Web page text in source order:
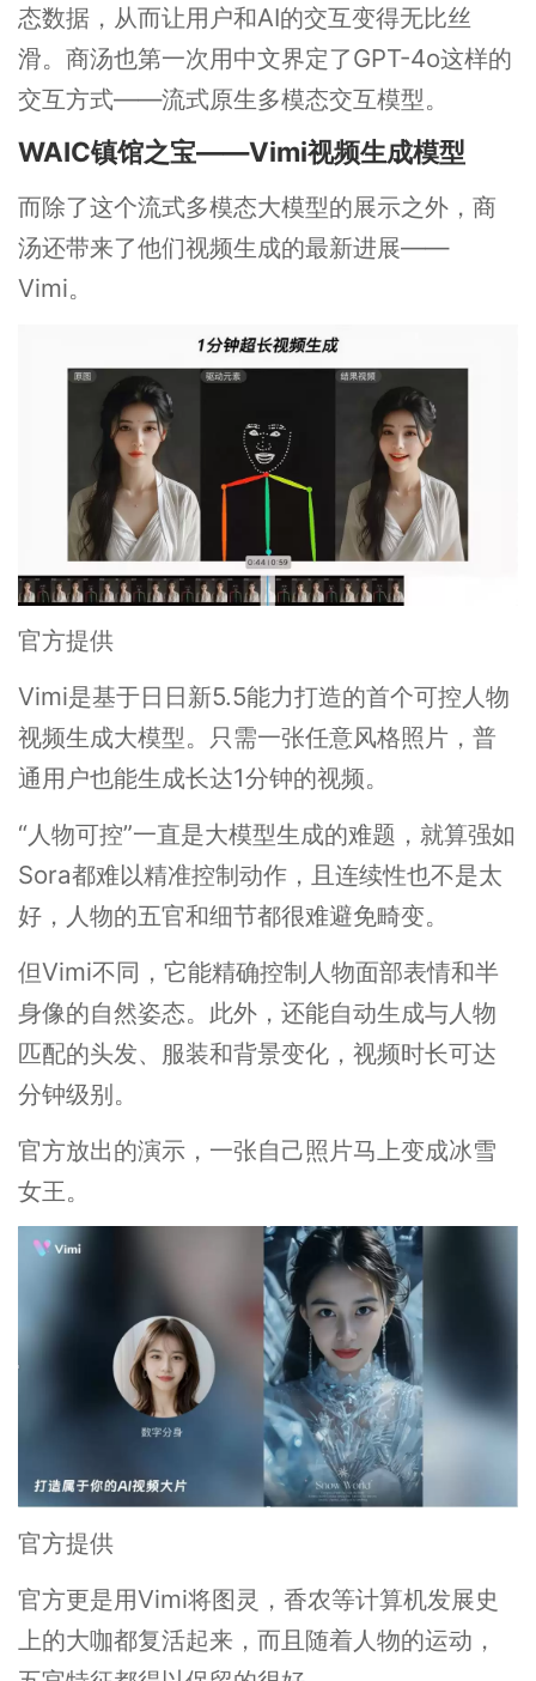
态数据，从而让用户和AI的交互变得无比丝
滑。商汤也第一次用中文界定了GPT-4o这样的
交互方式——流式原生多模态交互模型。
WAIC镇馆之宝——Vimi视频生成模型
而除了这个流式多模态大模型的展示之外，商
汤还带来了他们视频生成的最新进展——
Vimi。
官方提供
Vimi是基于日日新5.5能力打造的首个可控人物
视频生成大模型。只需一张任意风格照片，普
通用户也能生成长达1分钟的视频。
“人物可控”一直是大模型生成的难题，就算强如
Sora都难以精准控制动作，且连续性也不是太
好，人物的五官和细节都很难避免畸变。
但Vimi不同，它能精确控制人物面部表情和半
身像的自然姿态。此外，还能自动生成与人物
匹配的头发、服装和背景变化，视频时长可达
分钟级别。
官方放出的演示，一张自己照片马上变成冰雪
女王。
官方提供
官方更是用Vimi将图灵，香农等计算机发展史
上的大咖都复活起来，而且随着人物的运动，